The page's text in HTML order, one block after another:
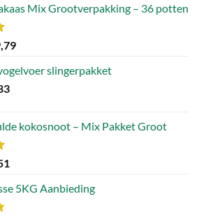
Mix Grootverpakking – 36 potten
Huidige
is:
slingerpakket
Huidige
€63,83.
kokosnoot – Mix Pakket Groot
is:5KG Aanbieding